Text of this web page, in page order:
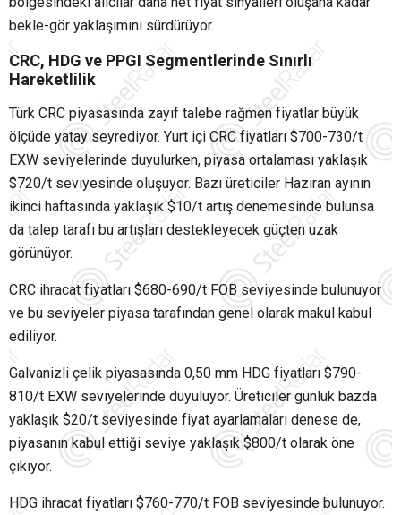
bekle-gör yaklaşımını sürdürüyor.
CRC, HDG ve PPGI Segmentlerinde Sınırlı
Hareketlilik
Türk CRC piyasasında zayıf talebe rağmen fiyatlar büyük
ölçüde yatay seyrediyor. Yurt içi CRC fiyatları $700-730/t
EXW seviyelerinde duyulurken, piyasa ortalaması yaklaşık
$720/t seviyesinde oluşuyor. Bazı üreticiler Haziran ayının
ikinci haftasında yaklaşık $10/t artış denemesinde bulunsa
da talep tarafı bu artışları destekleyecek güçten uzak
görünüyor.
CRC ihracat fiyatları $680-690/t FOB seviyesinde bulunuyor
ve bu seviyeler piyasa tarafından genel olarak makul kabul
ediliyor.
Galvanizli çelik piyasasında 0,50 mm HDG fiyatları $790-
810/t EXW seviyelerinde duyuluyor. Üreticiler günlük bazda
yaklaşık $20/t seviyesinde fiyat ayarlamaları denese de,
piyasanın kabul ettiği seviye yaklaşık $800/t olarak öne
çıkıyor.
HDG ihracat fiyatları $760-770/t FOB seviyesinde bulunuyor.